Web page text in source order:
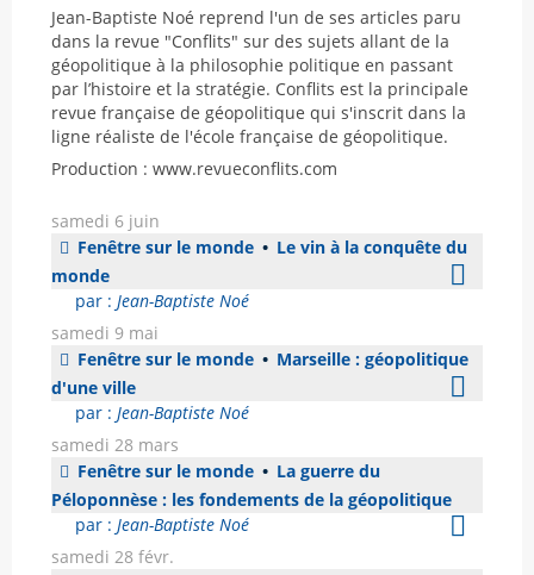
Jean-Baptiste Noé reprend l'un de ses articles paru
dans la revue "Conflits" sur des sujets allant de la
géopolitique à la philosophie politique en passant
par l’histoire et la stratégie. Conflits est la principale
revue française de géopolitique qui s'inscrit dans la
ligne réaliste de l'école française de géopolitique.
Production : www.revueconflits.com
samedi 6 juin
Fenêtre sur le monde • Le vin à la conquête du
monde
par : Jean-Baptiste Noé
samedi 9 mai
Fenêtre sur le monde • Marseille : géopolitique
d'une ville
par : Jean-Baptiste Noé
samedi 28 mars
Fenêtre sur le monde • La guerre du
Péloponnèse : les fondements de la géopolitique
par : Jean-Baptiste Noé
samedi 28 févr.